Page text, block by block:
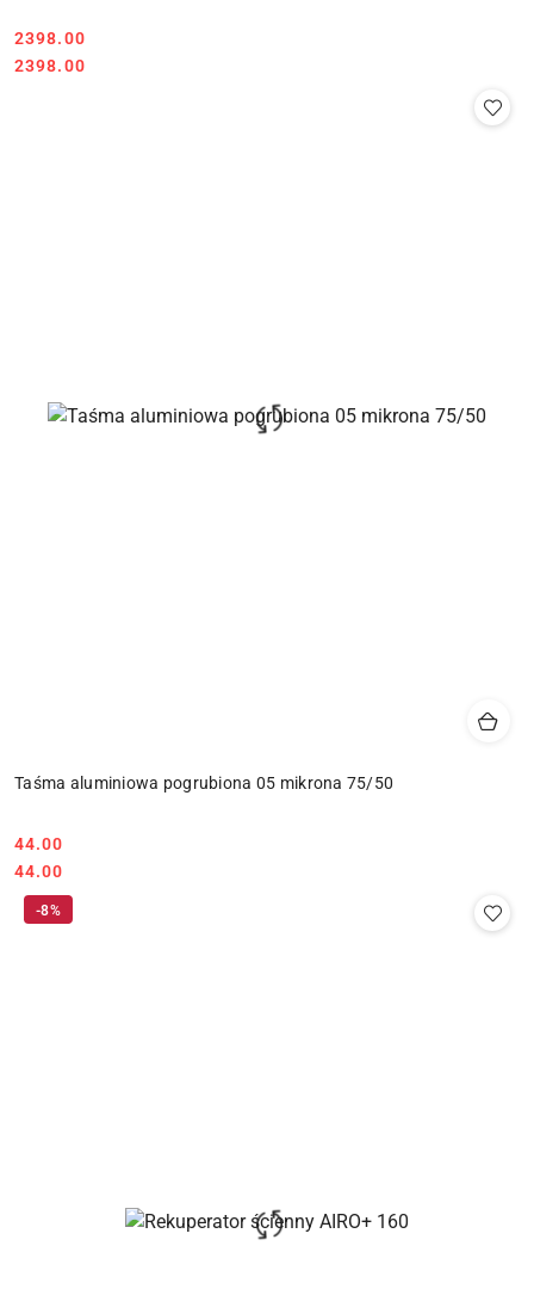
Cena:
2398.00
Cena:
2398.00
Taśma aluminiowa pogrubiona 05 mikrona 75/50
Cena:
44.00
Cena:
44.00
-8%